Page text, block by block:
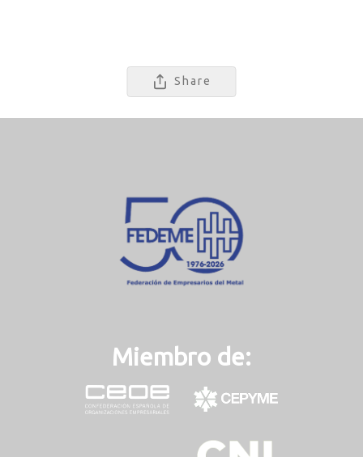
Share
Miembro de: